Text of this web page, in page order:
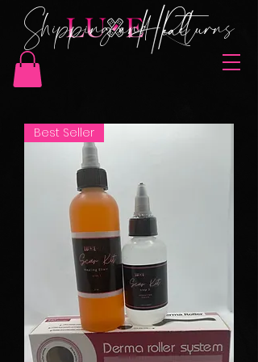
Shipping and Returns
Best Seller